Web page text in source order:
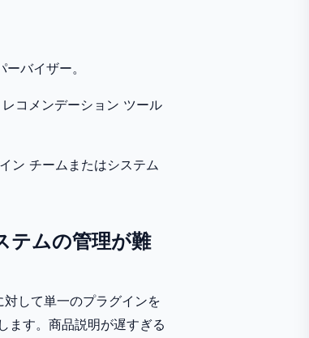
バイザー。
コメンデーション ツール
ン チームまたはシステム
テムの管理が難
して単一のプラグインを
ます。商品説明が遅すぎる